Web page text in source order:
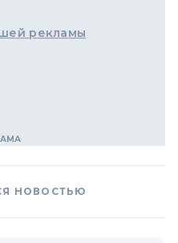
рекламы
НОВОСТЬЮ